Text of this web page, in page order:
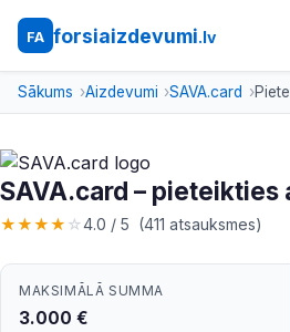
FA forsiaizdevumi.lv
Sākums Aizdevumi SAVA.card
SAVA.card – pieteikties
★★★★ ☆4.0 / 5 (411 atsauksmes)
MAKSIMĀLĀ SUMMA
3.000 €